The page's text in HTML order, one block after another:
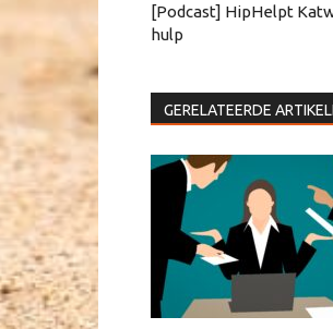
[Podcast] HipHelpt
hulp
GERELATEERDE